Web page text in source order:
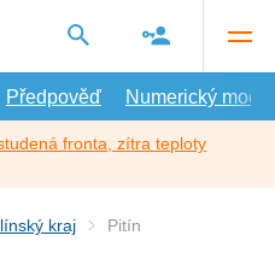
Předpověď Numerický model
fronta, zítra teploty
kraj Pitín